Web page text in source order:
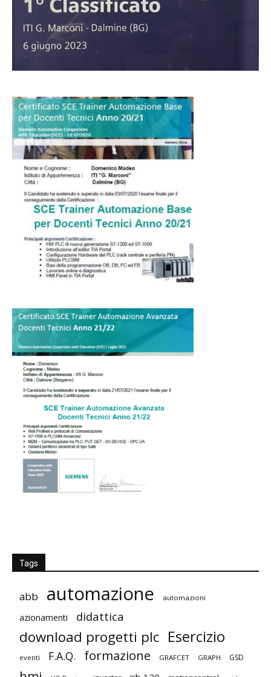
Tags
abb automazione automazioni
azionamenti didattica
download progetti plc Esercizio
eventi F.A.Q. formazione GRAFCET GRAPH GSD